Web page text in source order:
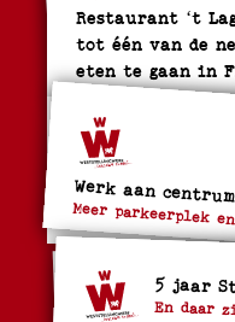
Restaurant ‘t
tot één van de
eten te gaan in
Werk aan
Meer parkeerplek
5 jaar
En daar